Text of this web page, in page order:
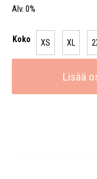
Alv. 0%
Koko XS XL
Lisää